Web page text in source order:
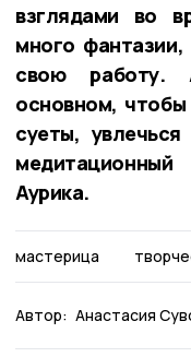
взглядами во
много
свою работу.
основном, чтобы
суеты,
Аурика.
мастерица
Автор: Анастасия